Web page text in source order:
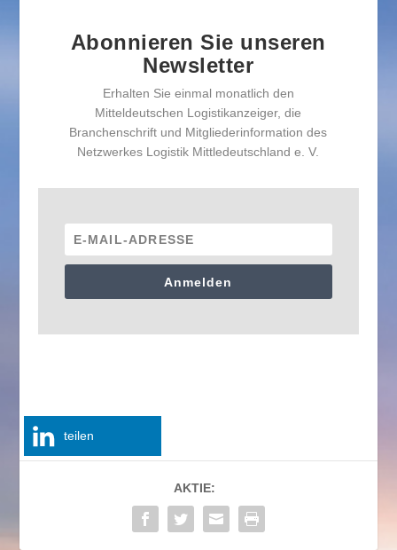
Abonnieren Sie unseren
Newsletter
Erhalten Sie einmal monatlich den
Mitteldeutschen Logistikanzeiger, die
Branchenschrift und Mitgliederinformation des
Netzwerkes Logistik Mittledeutschland e. V.
Anmelden
teilen
AKTIE: